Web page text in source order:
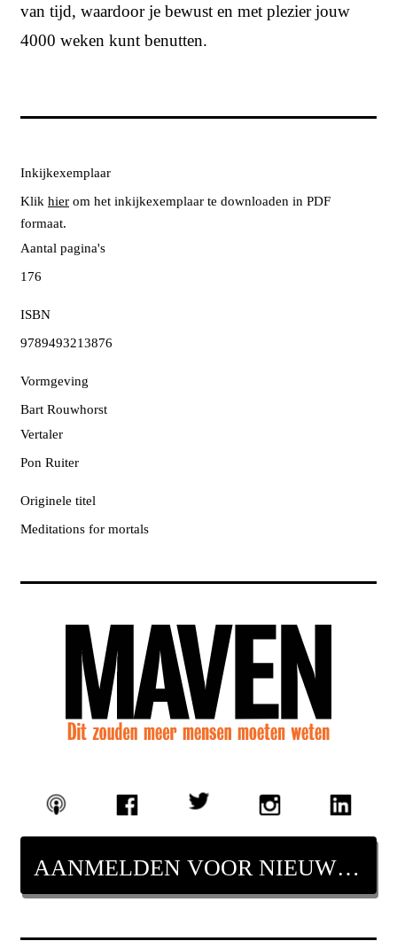
van tijd, waardoor je bewust en met plezier jouw
4000 weken kunt benutten.
Inkijkexemplaar
Klik hier om het inkijkexemplaar te downloaden in PDF
formaat.
Aantal pagina's
176
ISBN
9789493213876
Vormgeving
Bart Rouwhorst
Vertaler
Pon Ruiter
Originele titel
Meditations for mortals
AANMELDEN VOOR NIEUWSBRIEF